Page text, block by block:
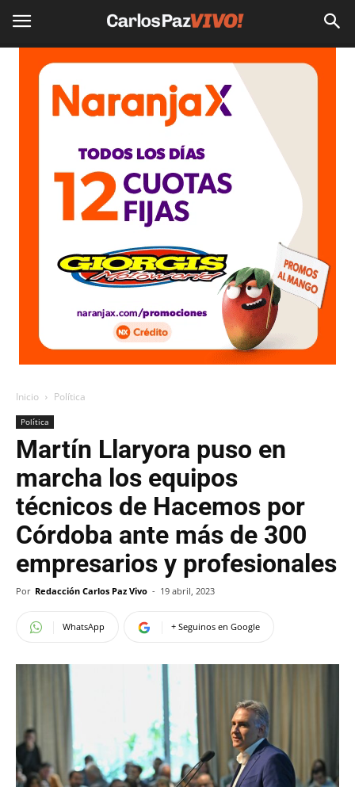
Inicio Política
Política
Martín Llaryora puso en
marcha los equipos
técnicos de Hacemos por
Córdoba ante más de 300
empresarios y profesionales
Por Redacción Carlos Paz Vivo - 19 abril, 2023
WhatsApp + Seguinos en Google